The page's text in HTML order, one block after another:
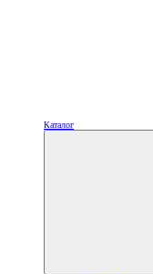
Каталог